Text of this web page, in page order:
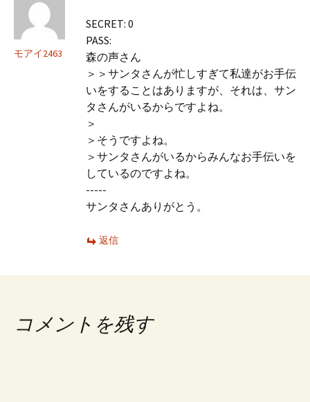
モアイ2463
SECRET: 0
PASS:
森の声さん
＞＞サンタさんが忙しすぎて私達がお手伝
いをすることはありますが、それは、サン
タさんがいるからですよね。
＞
＞そうですよね。
＞サンタさんがいるからみんなお手伝いを
しているのですよね。
-----
サンタさんありがとう。
返信
コメントを残す